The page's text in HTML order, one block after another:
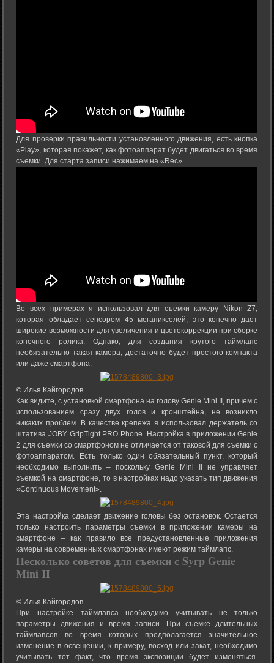
Для проверки правильности установленного движения, есть кнопка
«Play», которая покажет, как фотоаппарат будет двигаться во время
съемки. Для старта записи нажимаем на «Rec».
Во всех примерах я использовал для съемки камеру Nikon Z7,
которая обладает сенсором 45 мегапикселей, это конечно дает
широкие возможности для увеличения и цветокоррекции при сборке
конечного ролика. Однако, для создания крутого таймлапс
необязательно такая камера, достаточно будет простого компакта
или даже смартфона.
© Илья Кайгородов
Как видите, с установкой смартфона на голову Genie Mini II, причем с
использованием сразу двух голов и кронштейна, не возникло
никаких проблем. В качестве крепежа я использовал держатель со
штатива JOBY GripTight PRO Phone. Настройка в приложении Genie
2 для съемки со смартфоном не отличается от таковой для съемки с
фотоаппаратом. Есть только один обязательный пункт, который
необходимо выполнить – поскольку Genie Mini II не управляет
съемкой на смартфоне, то в настройках надо указать тип движения
«Continuous Movement».
Эта настройка сделает движение головы без остановок. Остается
только настроить параметры съемки в приложении камеры на
смартфоне – как правило все предустановленные приложения
камеры на современных смартфонах имеют режим таймлапс.
Несколько советов для съемки с Syrp Genie
Mini II
© Илья Кайгородов
При настройке таймлапса необходимо учитывать не только
параметры движения и время записи. При съемке длительных
таймлапсов во время которых предполагается значительное
изменение в освещении, к примеру, восход или закат, необходимо
учитывать тот факт, что время экспозиции будет изменяться.